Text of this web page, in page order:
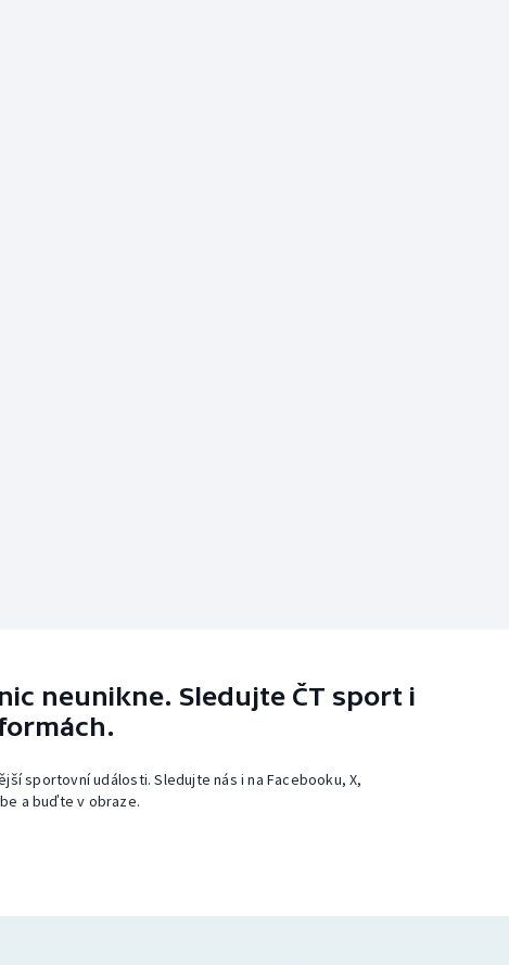
neunikne. Sledujte ČT sport i
sportovní události. Sledujte nás i na Facebooku, X,
a buďte v obraze.